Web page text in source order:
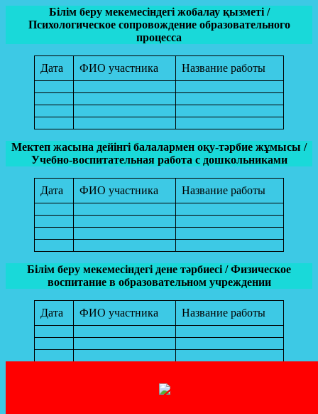
Білім беру мекемесіндегі жобалау қызметі /
Психологическое сопровождение образовательного
процесса
Дата ФИО участника Название работы
Мектеп жасына дейінгі балалармен оқу-тәрбие жұмысы /
Учебно-воспитательная работа с дошкольниками
Дата ФИО участника Название работы
Білім беру мекемесіндегі дене тәрбиесі / Физическое
воспитание в образовательном учреждении
Дата ФИО участника Название работы
Мектеп жасына дейінгі балалармен оқу-тәрбие жұмысы /